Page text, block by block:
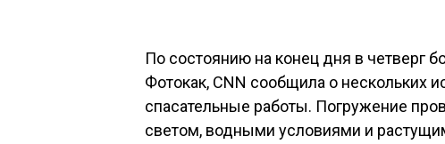
По состоянию на конец дня в четверг
Фотокак, CNN сообщила о нескольких
спасательные работы. Погружение
светом, водными условиями и